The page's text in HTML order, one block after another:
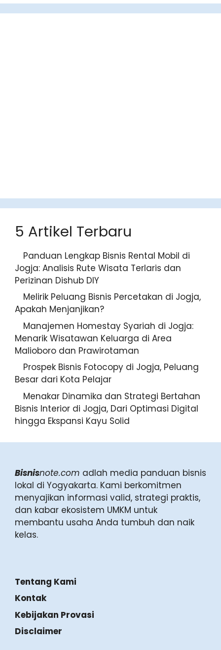
5 Artikel Terbaru
Panduan Lengkap Bisnis Rental Mobil di
Jogja: Analisis Rute Wisata Terlaris dan
Perizinan Dishub DIY
Melirik Peluang Bisnis Percetakan di Jogja,
Apakah Menjanjikan?
Manajemen Homestay Syariah di Jogja:
Menarik Wisatawan Keluarga di Area
Malioboro dan Prawirotaman
Prospek Bisnis Fotocopy di Jogja, Peluang
Besar dari Kota Pelajar
Menakar Dinamika dan Strategi Bertahan
Bisnis Interior di Jogja, Dari Optimasi Digital
hingga Ekspansi Kayu Solid
Bisnisnote.com adlah media panduan bisnis
lokal di Yogyakarta. Kami berkomitmen
menyajikan informasi valid, strategi praktis,
dan kabar ekosistem UMKM untuk
membantu usaha Anda tumbuh dan naik
kelas.
Tentang Kami
Kontak
Kebijakan Provasi
Disclaimer